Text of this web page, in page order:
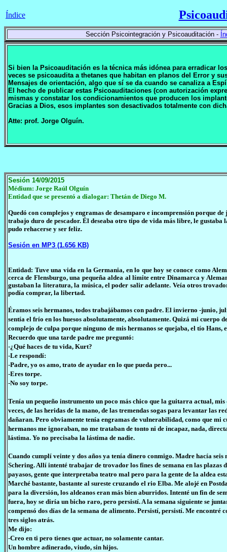
Índice
Sección Psicointegración y Psicoauditación -
Si bien la Psicoauditación es la técnica más idónea para erradicar
veces se psicoaudita a thetanes que habitan en planos del Error y
Mensajes de orientación, algo que sí se da cuando se canaliza a
El hecho de publicar estas Psicoauditaciones (con autorización
mismas y constatar los condicionamientos que producen los
Gracias a Dios, esos implantes son desactivados totalmente con
Atte: prof. Jorge Olguín.
Sesión 14/09/2015
Médium: Jorge Raúl Olguín
Entidad que se presentó a dialogar: Thetán de Diego M.
Quedó con complejos y engramas de desamparo e incomprensión porque
trabajo duro de pescador. Él deseaba otro tipo de vida más libre, le
pudo rehacerse y ser feliz.
Sesión en MP3 (1.656 KB)
Entidad: Tuve una vida en la Germania, en lo que hoy se conoce como
cerca de Flensburgo, una pequeña aldea al límite entre Dinamarca y
gustaban la literatura, la música, el poder salir adelante. Veía otros
podía comprar, la libertad.
Éramos seis hermanos, todos trabajábamos con padre. El invierno -junio,
sentía el frío en los huesos absolutamente, absolutamente. Quizá mi
complejo de culpa porque ninguno de mis hermanos se quejaba, el tío
Recuerdo que una tarde padre me preguntó:
-¿Qué haces de tu vida, Kurt?
-Le respondí:
-Padre, yo os amo, trato de ayudar en lo que pueda pero...
-Eres torpe.
-No soy torpe.
Tenía un pequeño instrumento un poco más chico que la guitarra actual,
veces, de las heridas de la mano, de las tremendas sogas para levantar las
dañaran. Pero obviamente tenía engramas de vulnerabilidad, como que mi
hermanos me ignoraban, no me trataban de tonto ni de incapaz, nada,
lástima. Yo no precisaba la lástima de nadie.
Cuando cumplí veinte y dos años ya tenía dinero conmigo. Madre hacía
Schering. Allí intenté trabajar de trovador los fines de semana en las
payasos, gente que interpretaba teatro mal pero para la gente de la aldea
Marché bastante, bastante al sureste cruzando el rio Elba. Me alojé en
para la diversión, los aldeanos eran más bien aburridos. Intenté un fin de
fuera, hoy se diría un bicho raro, pero persistí. A la semana siguiente se
compensó dos días de la semana de alimento. Persistí, persistí. Me
tres siglos atrás.
Me dijo:
-Creo en ti pero tienes que actuar, no solamente cantar.
Un hombre adinerado, viudo, sin hijos.